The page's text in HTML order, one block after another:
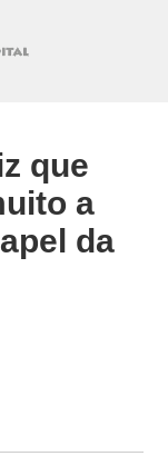
que
a
da